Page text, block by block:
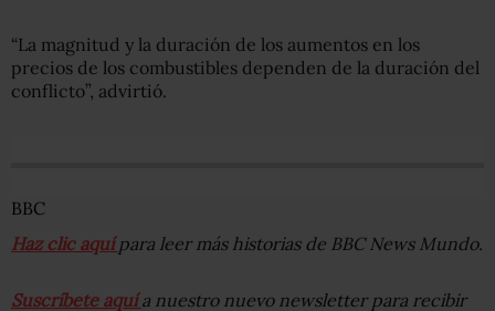
“La magnitud y la duración de los aumentos en los
precios de los combustibles dependen de la duración del
conflicto”, advirtió.
BBC
Haz clic aquípara leer más historias de BBC News Mundo.
Suscríbete aquía nuestro nuevo newsletter para recibir